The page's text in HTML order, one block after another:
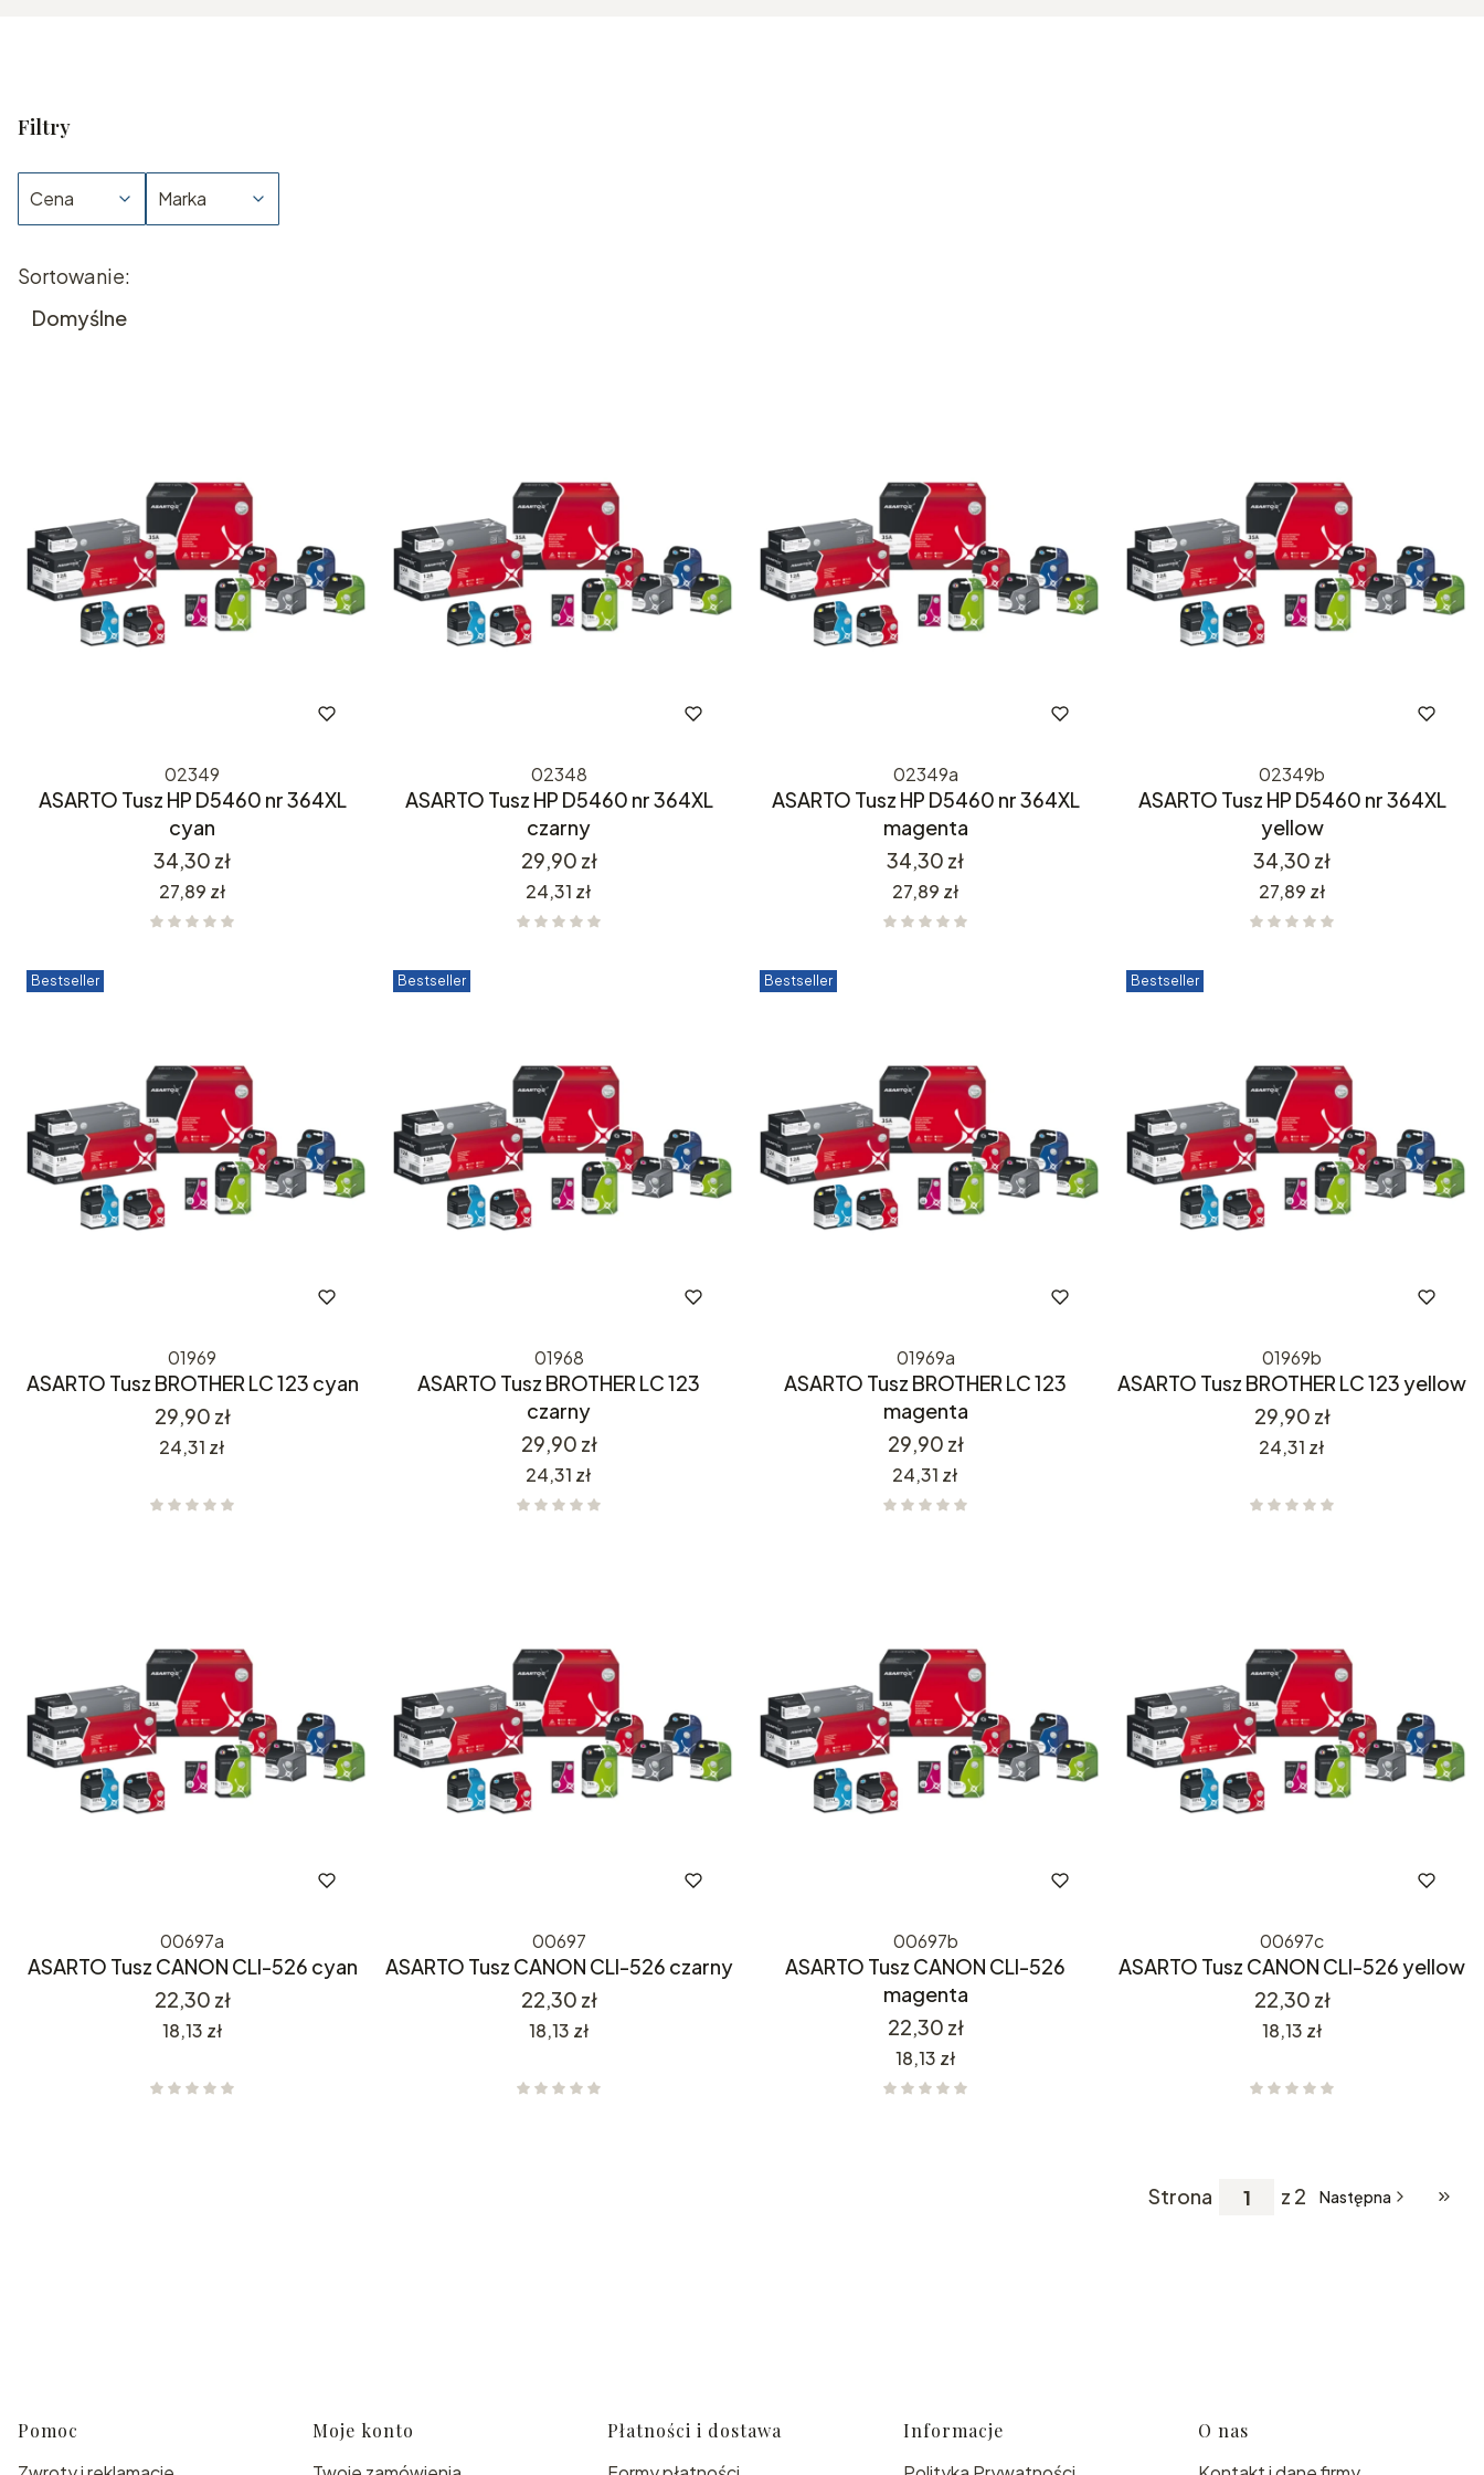
Filtry
Cena Marka
Lista produktów
Sortowanie:
Domyślne
02349
ASARTO Tusz HP D5460 nr 364XL
cyan
Cena
34,30 zł
Cena
27,89 zł
02348
ASARTO Tusz HP D5460 nr 364XL
czarny
Cena
29,90 zł
Cena
24,31 zł
02349a
ASARTO Tusz HP D5460 nr 364XL
magenta
Cena
34,30 zł
Cena
27,89 zł
02349b
ASARTO Tusz HP D5460 nr 364XL
yellow
Cena
34,30 zł
Cena
27,89 zł
Bestseller
01969
ASARTO Tusz BROTHER LC 123 cyan
Cena
29,90 zł
Cena
24,31 zł
Bestseller
01968
ASARTO Tusz BROTHER LC 123
czarny
Cena
29,90 zł
Cena
24,31 zł
Bestseller
01969a
ASARTO Tusz BROTHER LC 123
magenta
Cena
29,90 zł
Cena
24,31 zł
Bestseller
01969b
ASARTO Tusz BROTHER LC 123 yellow
Cena
29,90 zł
Cena
24,31 zł
00697a
ASARTO Tusz CANON CLI-526 cyan
Cena
22,30 zł
Cena
18,13 zł
00697
ASARTO Tusz CANON CLI-526 czarny
Cena
22,30 zł
Cena
18,13 zł
00697b
ASARTO Tusz CANON CLI-526
magenta
Cena
22,30 zł
Cena
18,13 zł
00697c
ASARTO Tusz CANON CLI-526 yellow
Cena
22,30 zł
Cena
18,13 zł
Strona z 2 Następna
Linki w stopce
Pomoc
Moje konto
Płatności i dostawa
Informacje
O nas